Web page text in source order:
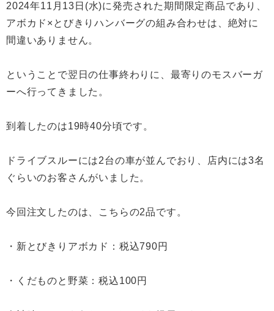
2024年11月13日(水)に発売された期間限定商品であり、
アボカド×とびきりハンバーグの組み合わせは、絶対に
間違いありません。
ということで翌日の仕事終わりに、最寄りのモスバーガ
ーへ行ってきました。
到着したのは19時40分頃です。
ドライブスルーには2台の車が並んでおり、店内には3名
ぐらいのお客さんがいました。
今回注文したのは、こちらの2品です。
・新とびきりアボカド：税込790円
・くだものと野菜：税込100円